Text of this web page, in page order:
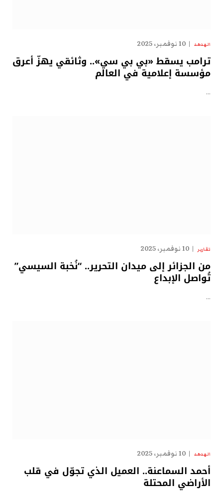
الهدهد 10 نوفمبر، 2025
ترامب يسقط «بي بي سي».. وثائقي يهزّ أعرق
مؤسسة إعلامية في العالم
…
تقارير 10 نوفمبر، 2025
من الجزائر إلى ميدان التحرير.. “نُخبة السيسي”
تُواصل الإبداع
…
الهدهد 10 نوفمبر، 2025
أحمد السماعنة.. العميل الذي تجوّل في قلب
الأراضي المحتلة